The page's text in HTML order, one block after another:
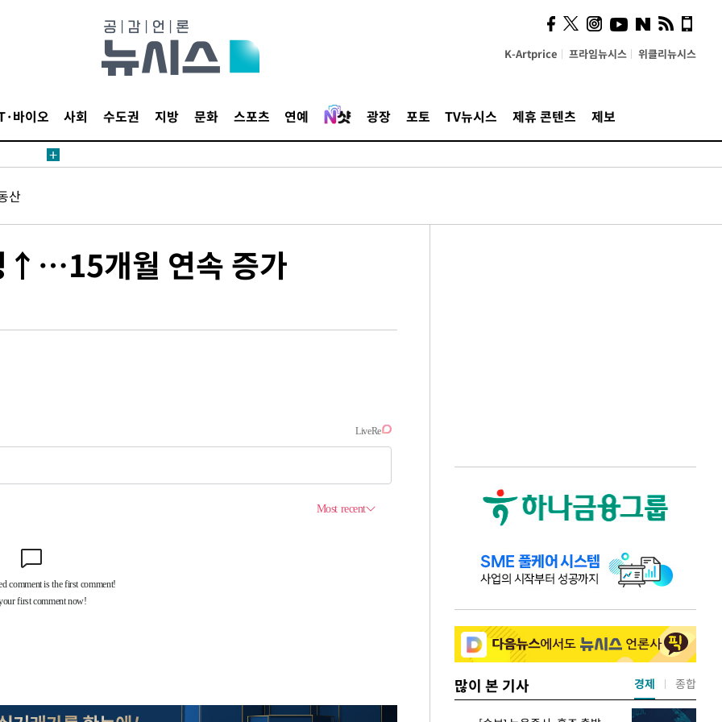
K-Artprice 프라임뉴시스 위클리뉴시스
바이오 사회 수도권 지방 문화 스포츠 연예 광장 포토 TV뉴시스 제휴 콘텐츠 제보
후
산
↑…15개월 연속 증가
많이 본 기사 경제 종합